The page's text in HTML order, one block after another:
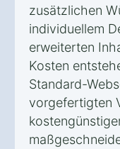
zusätzlichen
individuellem
erweiterten
Kosten
Standard-
vorgefertigten